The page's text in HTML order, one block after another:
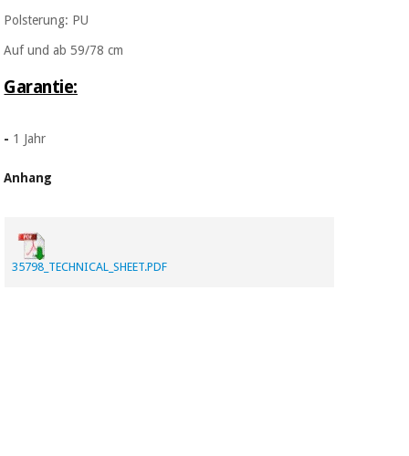
Polsterung: PU
Auf und ab 59/78 cm
Garantie:
- 1 Jahr
Anhang
35798_TECHNICAL_SHEET.PDF